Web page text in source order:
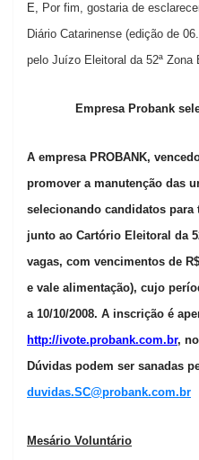
E, Por fim, gostaria de
Diário Catarinense (edição de
pelo Juízo Eleitoral da 52ª Zona
Empresa Probank
A empresa PROBANK,
promover a manutenção das
selecionando candidatos
junto ao Cartório Eleitoral da
vagas, com vencimentos de
e vale alimentação), cujo
a 10/10/2008. A inscrição é
http://ivote.probank.com.br,
Dúvidas podem ser sanadas
duvidas.SC@probank.com.br
Mesário Voluntário